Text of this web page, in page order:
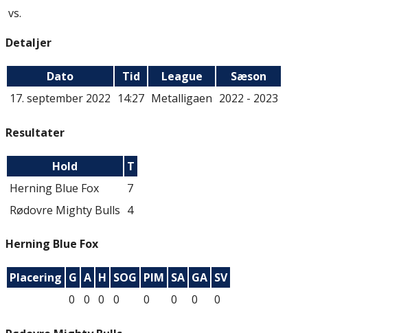
vs.
Detaljer
Dato Tid League
Sæson
17. september 2022 14:27 Metalligaen 2022 - 2023
Resultater
Hold
T
Herning Blue Fox
7
Rødovre Mighty Bulls 4
Herning Blue Fox
Placering G A H SOG PIM SA GA SV
0
0 0 0 0 0 0 0